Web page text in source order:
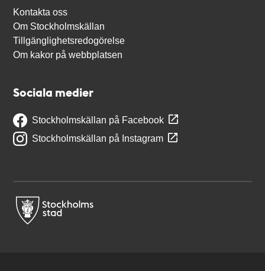
Kontakta oss
Om Stockholmskällan
Tillgänglighetsredogörelse
Om kakor på webbplatsen
Sociala medier
Stockholmskällan på Facebook
Stockholmskällan på Instagram